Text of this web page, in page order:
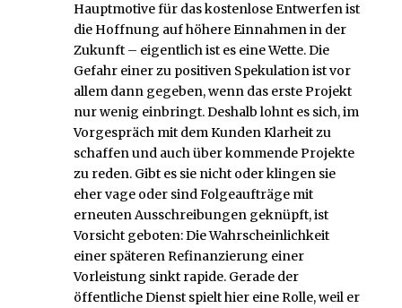
Hauptmotive für das kostenlose Entwerfen ist
die Hoffnung auf höhere Einnahmen in der
Zukunft – eigentlich ist es eine Wette. Die
Gefahr einer zu positiven Spekulation ist vor
allem dann gegeben, wenn das erste Projekt
nur wenig einbringt. Deshalb lohnt es sich, im
Vorgespräch mit dem Kunden Klarheit zu
schaffen und auch über kommende Projekte
zu reden. Gibt es sie nicht oder klingen sie
eher vage oder sind Folgeaufträge mit
erneuten Ausschreibungen geknüpft, ist
Vorsicht geboten: Die Wahrscheinlichkeit
einer späteren Refinanzierung einer
Vorleistung sinkt rapide. Gerade der
öffentliche Dienst spielt hier eine Rolle, weil er